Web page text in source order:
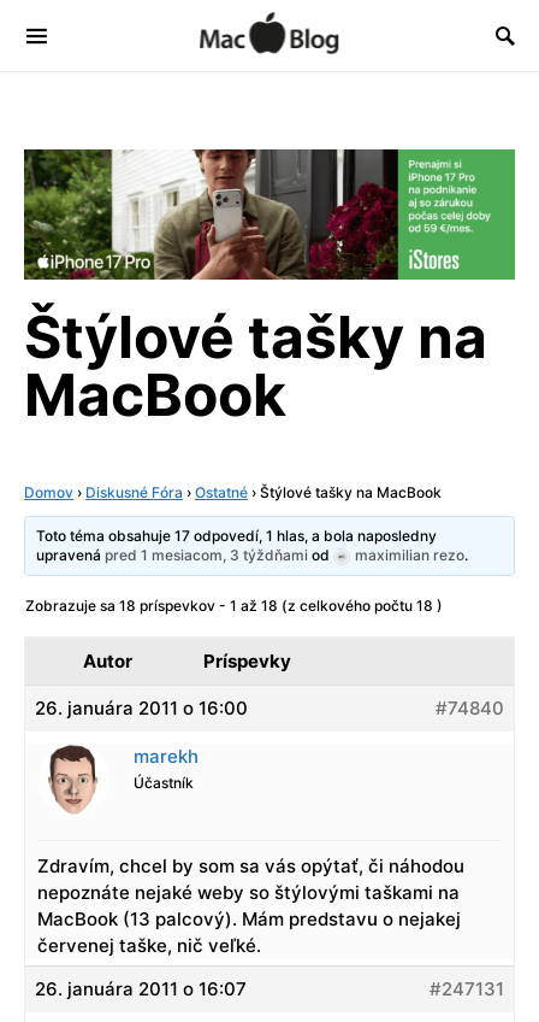
Štýlové tašky na
MacBook
Domov › Diskusné Fóra › Ostatné › Štýlové tašky na MacBook
Toto téma obsahuje 17 odpovedí, 1 hlas, a bola naposledny
upravenápred 1 mesiacom, 3 týždňami od maximilian rezo.
Zobrazuje sa 18 príspevkov - 1 až 18 (z celkového počtu 18 )
Autor Príspevky
26. januára 2011 o 16:00 #74840
marekh
Účastník
Zdravím, chcel by som sa vás opýtať, či náhodou
nepoznáte nejaké weby so štýlovými taškami na
MacBook (13 palcový). Mám predstavu o nejakej
červenej taške, nič veľké.
26. januára 2011 o 16:07
#247131